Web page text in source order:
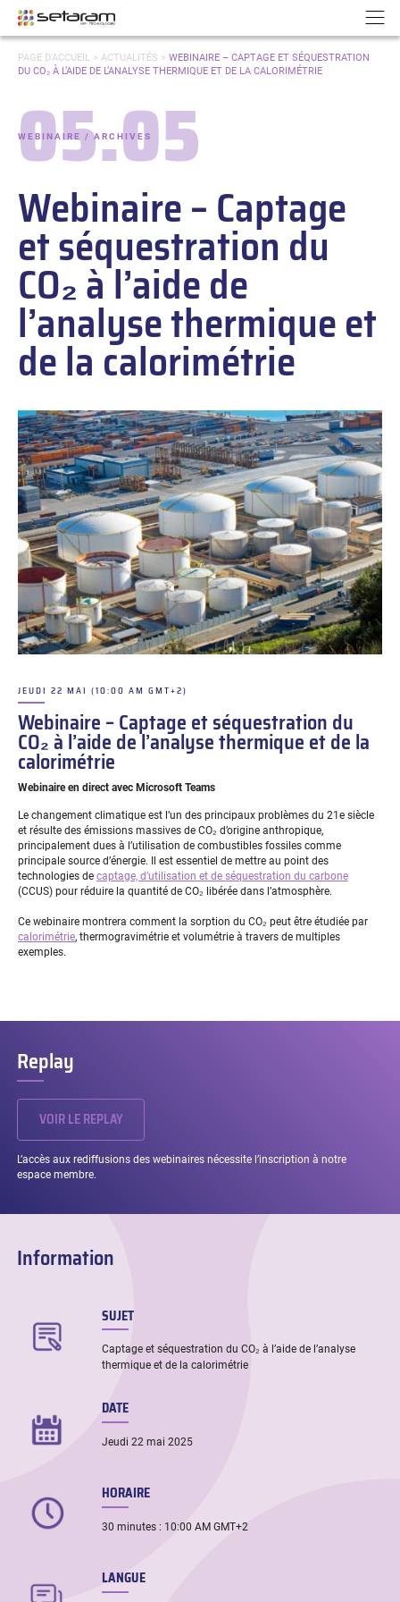
Aller au contenu
VOUS
ÊTES
PAGE D'ACCUEIL> ACTUALITÉS > WEBINAIRE – CAPTAGE ET SÉQUESTRATION
DU CO₂ À L’AIDE DE L’ANALYSE THERMIQUE ET DE LA CALORIMÉTRIE
Webinaire – Captage
et séquestration du
CO₂ à l’aide de
l’analyse thermique et
de la calorimétrie
Date :
05.05
WEBINAIRE / ARCHIVES
JEUDI 22 MAI (10:00 AM GMT+2)
–
Webinaire – Captage et séquestration du
CO₂ à l’aide de l’analyse thermique et de la
calorimétrie
Webinaire en direct avec Microsoft Teams
Le changement climatique est l’un des principaux problèmes du 21e siècle
et résulte des émissions massives de CO₂ d’origine anthropique,
principalement dues à l’utilisation de combustibles fossiles comme
principale source d’énergie. Il est essentiel de mettre au point des
technologies de captage, d’utilisation et de séquestration du carbone
(CCUS) pour réduire la quantité de CO₂ libérée dans l’atmosphère.
Ce webinaire montrera comment la sorption du CO₂ peut être étudiée par
calorimétrie, thermogravimétrie et volumétrie à travers de multiples
exemples.
Replay
VOIR LE REPLAY
L’accès aux rediffusions des webinaires nécessite l’inscription à notre
espace membre.
Information
SUJET
Captage et séquestration du CO₂ à l’aide de l’analyse
thermique et de la calorimétrie
DATE
Jeudi 22 mai 2025
HORAIRE
30 minutes : 10:00 AM GMT+2
LANGUE
Panneau de gestion des cookies